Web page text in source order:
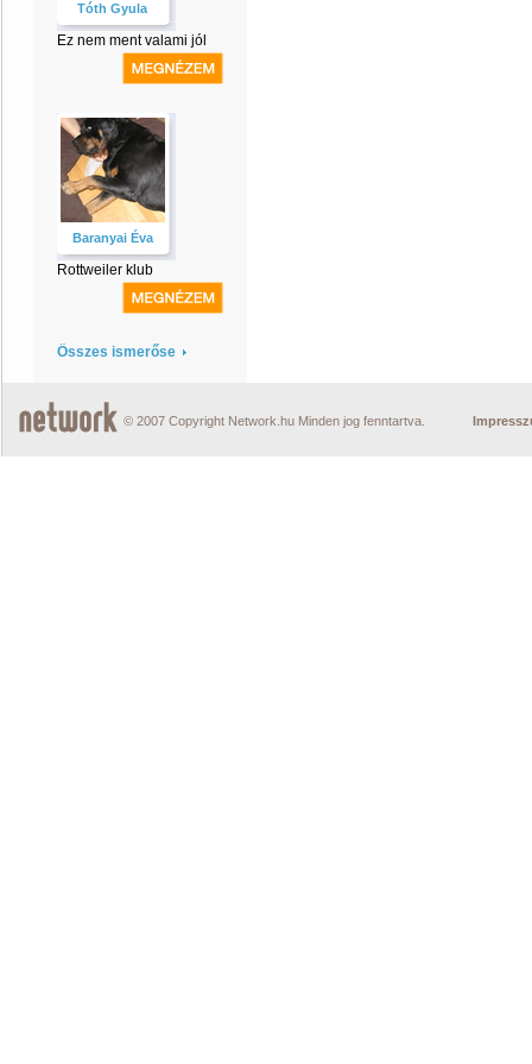
Tóth Gyula
Ez nem ment valami jól
Baranyai Éva
Rottweiler klub
Összes ismerőse
© 2007 Copyright Network.hu Minden jog fenntartva.